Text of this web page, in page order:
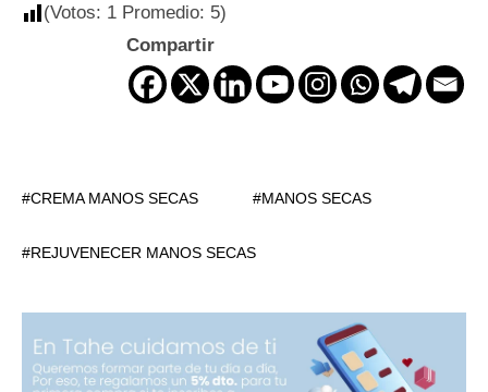
(Votos: 1 Promedio: 5)
Compartir
CREMA MANOS SECAS MANOS SECAS
REJUVENECER MANOS SECAS